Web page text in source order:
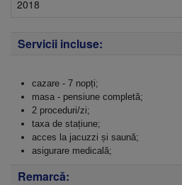
2018
Servicii incluse:
cazare - 7 nopți;
masa - pensiune completă;
2 proceduri/zi;
taxa de stațiune;
acces la jacuzzi și saună;
asigurare medicală;
Remarcă: